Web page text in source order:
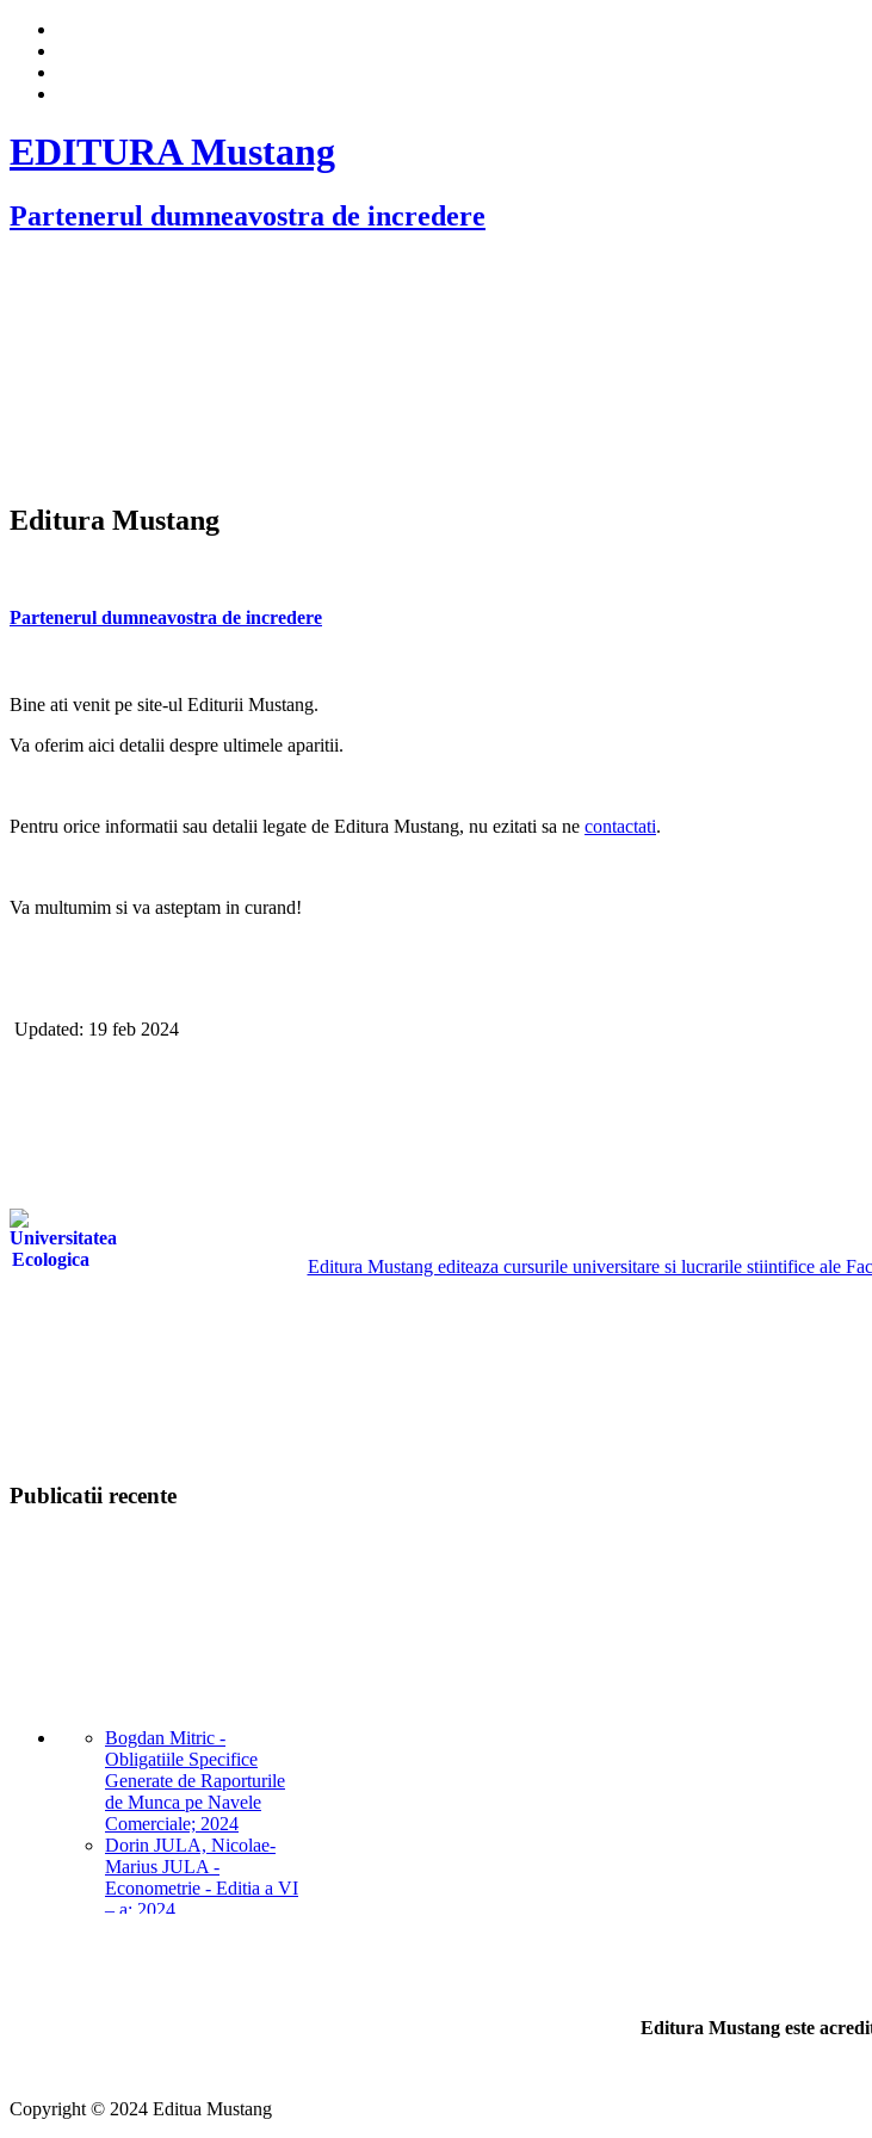
EDITURA Mustang
Partenerul dumneavostra de incredere
Editura Mustang
Partenerul dumneavostra de incredere
Bine ati venit pe site-ul Editurii Mustang.
Va oferim aici detalii despre ultimele aparitii.
Pentru orice informatii sau detalii legate de Editura Mustang, nu ezitati sa ne contactati.
Va multumim si va asteptam in curand!
Updated: 19 feb 2024
Editura Mustang editeaza cursurile universitare si lucrarile stiintifice ale
Publicatii recente
Bogdan Mitric -
Obligatiile Specifice
Generate de Raporturile
de Munca pe Navele
Comerciale; 2024
Dorin JULA, Nicolae-
Marius JULA -
Econometrie - Editia a VI
– a; 2024
Dorin JULA, Nicolae-
Editura Mustang este
Copyright © 2024 Editua Mustang